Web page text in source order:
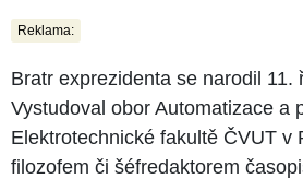
Reklama:
Bratr exprezidenta se narodil 11.
Vystudoval obor Automatizace a
Elektrotechnické fakultě ČVUT v
filozofem či šéfredaktorem